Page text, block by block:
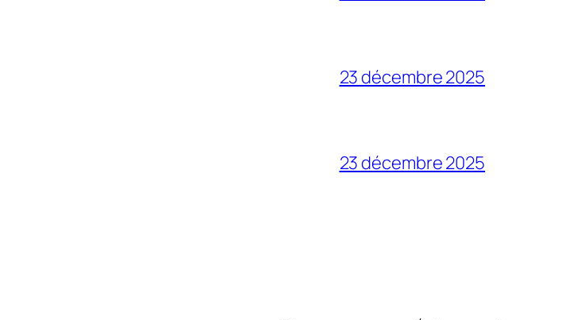
23 décembre 2025
23 décembre 2025